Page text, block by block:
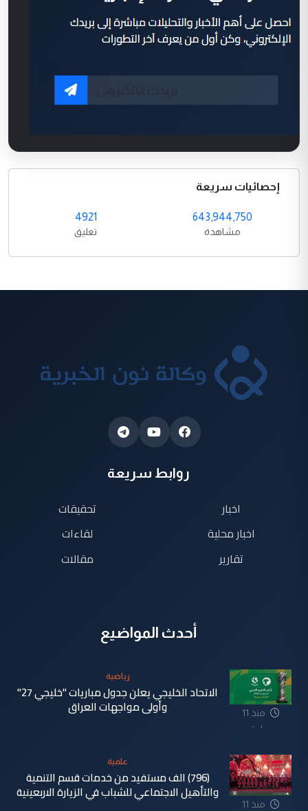
إحصائيات سريعة
643,944,750
مشاهدة
4921
تعليق
روابط سريعة
اخبار
اخبار محلية
تقارير
تحقيقات
لقاءات
مقالات
أحدث المواضيع
منذ 11
ساعة
رياضية
الاتحاد الخليجي يعلن جدول مباريات "خليجي 27"
وأولى مواجهات العراق
منذ 11
علمية
(796) الف مستفيد من خدمات قسم التنمية
والتأهيل الاجتماعي للشباب في الزيارة الاربعينية